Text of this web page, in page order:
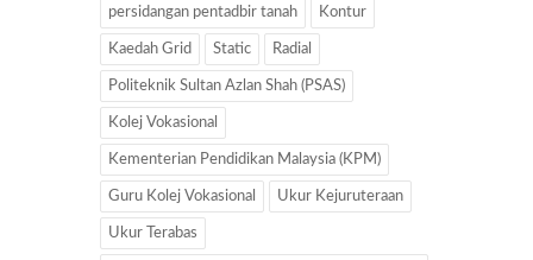
persidangan pentadbir tanah Kontur
Kaedah Grid Static Radial
Politeknik Sultan Azlan Shah (PSAS)
Kolej Vokasional
Kementerian Pendidikan Malaysia (KPM)
Guru Kolej Vokasional Ukur Kejuruteraan
Ukur Terabas